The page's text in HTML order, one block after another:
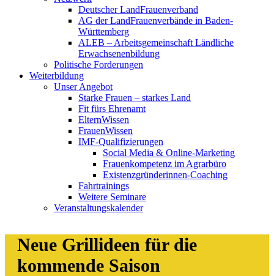
Deutscher LandFrauenverband
AG der LandFrauenverbände in Baden-
Württemberg
ALEB – Arbeitsgemeinschaft Ländliche
Erwachsenenbildung
Politische Forderungen
Weiterbildung
Unser Angebot
Starke Frauen – starkes Land
Fit fürs Ehrenamt
ElternWissen
FrauenWissen
IMF-Qualifizierungen
Social Media & Online-Marketing
Frauenkompetenz im Agrarbüro
Existenzgründerinnen-Coaching
Fahrtrainings
Weitere Seminare
Veranstaltungskalender
Neue Grillideen für die
kommende Saison